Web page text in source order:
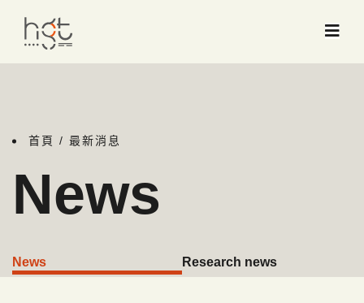
首頁 / 最新消息
News
News Research news